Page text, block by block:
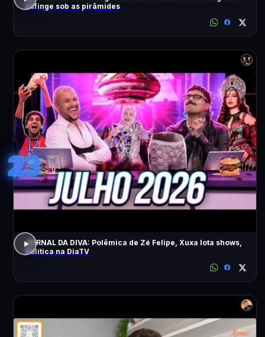
Esfinge sob as pirâmides
23
JORNAL DA DIVA: Polêmica de Zé Felipe, Xuxa lota shows,
Política na DiaTV